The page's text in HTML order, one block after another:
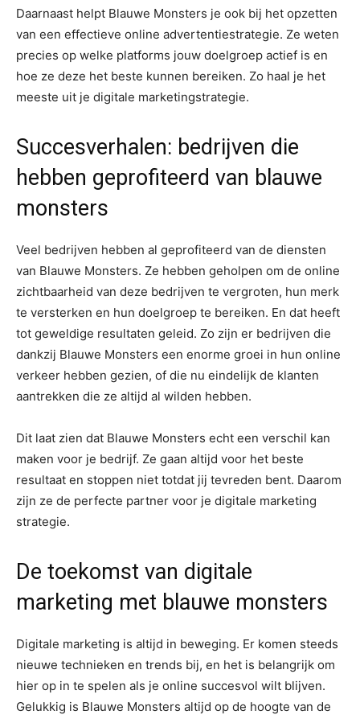
Daarnaast helpt Blauwe Monsters je ook bij het opzetten
van een effectieve online advertentiestrategie. Ze weten
precies op welke platforms jouw doelgroep actief is en
hoe ze deze het beste kunnen bereiken. Zo haal je het
meeste uit je digitale marketingstrategie.
Succesverhalen: bedrijven die
hebben geprofiteerd van blauwe
monsters
Veel bedrijven hebben al geprofiteerd van de diensten
van Blauwe Monsters. Ze hebben geholpen om de online
zichtbaarheid van deze bedrijven te vergroten, hun merk
te versterken en hun doelgroep te bereiken. En dat heeft
tot geweldige resultaten geleid. Zo zijn er bedrijven die
dankzij Blauwe Monsters een enorme groei in hun online
verkeer hebben gezien, of die nu eindelijk de klanten
aantrekken die ze altijd al wilden hebben.
Dit laat zien dat Blauwe Monsters echt een verschil kan
maken voor je bedrijf. Ze gaan altijd voor het beste
resultaat en stoppen niet totdat jij tevreden bent. Daarom
zijn ze de perfecte partner voor je digitale marketing
strategie.
De toekomst van digitale
marketing met blauwe monsters
Digitale marketing is altijd in beweging. Er komen steeds
nieuwe technieken en trends bij, en het is belangrijk om
hier op in te spelen als je online succesvol wilt blijven.
Gelukkig is Blauwe Monsters altijd op de hoogte van de